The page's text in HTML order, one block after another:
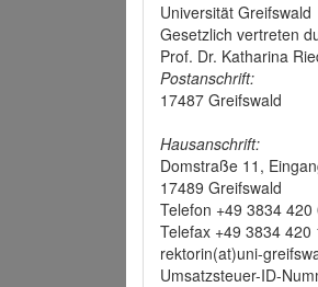
Universität Greifswald
Gesetzlich vertreten
Prof. Dr. Katharina
Postanschrift:
17487 Greifswald
Hausanschrift:
Domstraße 11,
17489 Greifswald
Telefon +49 3834 420
Telefax +49 3834 420
rektorin(at)uni-
Umsatzsteuer-ID-